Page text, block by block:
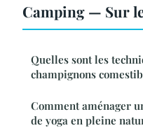
Camping — Sur
Quelles sont les
champignons
Comment aménager
de yoga en pleine